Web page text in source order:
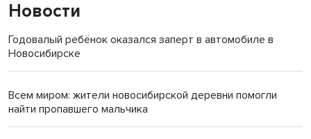
Новости
Годовалый ребёнок оказался заперт в автомобиле в
Новосибирске
Всем миром: жители новосибирской деревни помогли
найти пропавшего мальчика